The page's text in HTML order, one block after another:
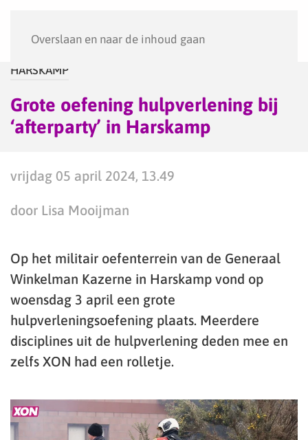
Overslaan en naar de inhoud gaan
HARSKAMP
Grote oefening hulpverlening bij
‘afterparty’ in Harskamp
vrijdag 05 april 2024, 13.49
door Lisa Mooijman
Op het militair oefenterrein van de Generaal
Winkelman Kazerne in Harskamp vond op
woensdag 3 april een grote
hulpverleningsoefening plaats. Meerdere
disciplines uit de hulpverlening deden mee en
zelfs XON had een rolletje.